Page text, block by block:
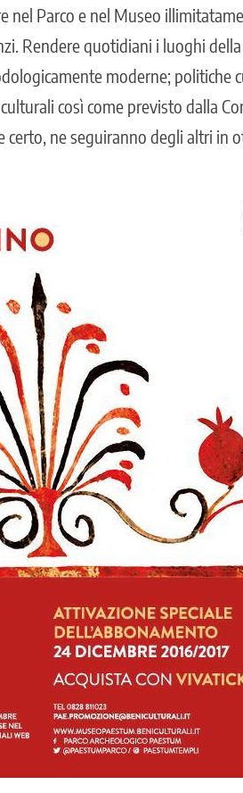
Parco e nel Museo
Rendere quotidiani i luoghi
moderne; politiche
così come previsto dalla
certo, ne seguiranno degli altri in